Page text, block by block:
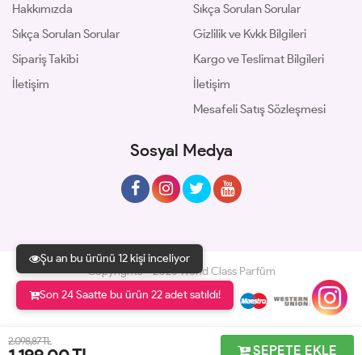
2.098,87 TL
SEPETE EKLE
Şu an bu ürünü 12 kişi inceliyor
Son 24 Saatte bu ürün 22 adet satıldı!
Hakkımızda
Sıkça Sorulan Sorular
Sipariş Takibi
İletişim
Sıkça Sorulan Sorular
Gizlilik ve Kvkk Bilgileri
Kargo ve Teslimat Bilgileri
İletişim
Mesafeli Satış Sözleşmesi
Sosyal Medya
Copyrights © 2026 World Class Parfüm
Geliştir - powered by innovation